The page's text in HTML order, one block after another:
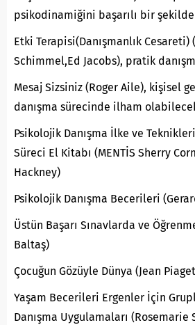
psikodinamiğini başarılı bir şekilde
Etki Terapisi(Danışmanlık Cesareti)
Schimmel,Ed Jacobs), pratik
Mesaj Sizsiniz (Roger Aile), kişisel
danışma sürecinde ilham
Psikolojik Danışma İlke ve
Süreci El Kitabı (MENTİS Sherry
Hackney)
Psikolojik Danışma Becerileri
Üstün Başarı Sınavlarda ve
Baltaş)
Çocuğun Gözüyle Dünya (Jean
Yaşam Becerileri Ergenler İçin
Danışma Uygulamaları